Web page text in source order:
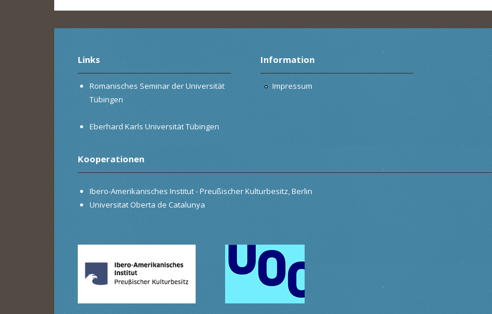
Links
Romanisches Seminar der Universität
Tübingen
Eberhard Karls Universität Tübingen
Information
Impressum
Kooperationen
Ibero-Amerikanisches Institut - Preußischer Kulturbesitz, Berlin
Universitat Oberta de Catalunya